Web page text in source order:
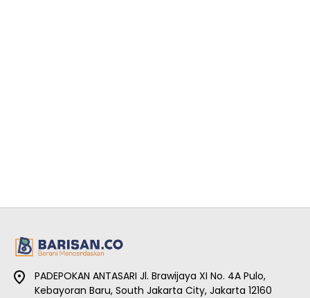
PADEPOKAN ANTASARI Jl. Brawijaya XI No. 4A Pulo,
Kebayoran Baru, South Jakarta City, Jakarta 12160